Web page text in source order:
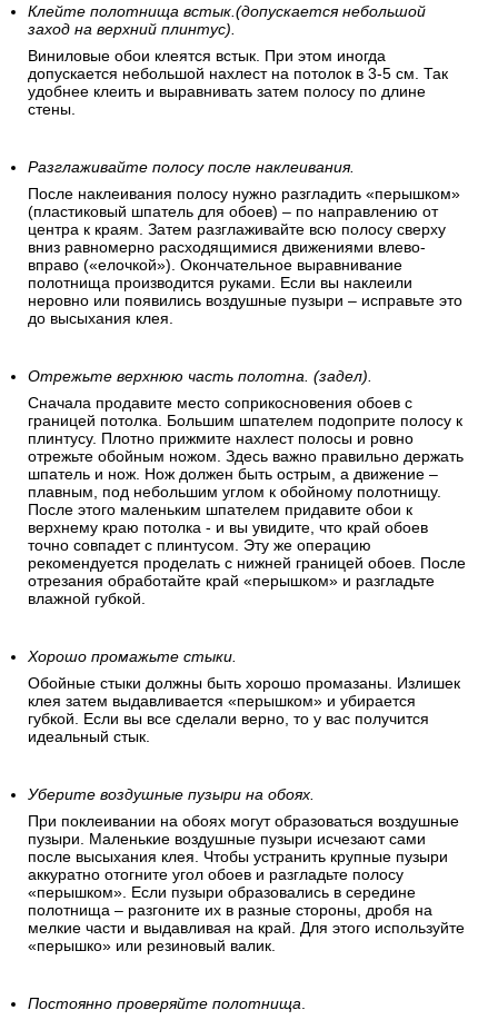
Клейте полотнища встык.(допускается небольшой
заход на верхний плинтус).
Виниловые обои клеятся встык. При этом иногда
допускается небольшой нахлест на потолок в 3-5 см. Так
удобнее клеить и выравнивать затем полосу по длине
стены.
Разглаживайте полосу после наклеивания.
После наклеивания полосу нужно разгладить «перышком»
(пластиковый шпатель для обоев) – по направлению от
центра к краям. Затем разглаживайте всю полосу сверху
вниз равномерно расходящимися движениями влево-
вправо («елочкой»). Окончательное выравнивание
полотнища производится руками. Если вы наклеили
неровно или появились воздушные пузыри – исправьте это
до высыхания клея.
Отрежьте верхнюю часть полотна. (задел).
Сначала продавите место соприкосновения обоев с
границей потолка. Большим шпателем подоприте полосу к
плинтусу. Плотно прижмите нахлест полосы и ровно
отрежьте обойным ножом. Здесь важно правильно держать
шпатель и нож. Нож должен быть острым, а движение –
плавным, под небольшим углом к обойному полотнищу.
После этого маленьким шпателем придавите обои к
верхнему краю потолка - и вы увидите, что край обоев
точно совпадет с плинтусом. Эту же операцию
рекомендуется проделать с нижней границей обоев. После
отрезания обработайте край «перышком» и разгладьте
влажной губкой.
Хорошо промажьте стыки.
Обойные стыки должны быть хорошо промазаны. Излишек
клея затем выдавливается «перышком» и убирается
губкой. Если вы все сделали верно, то у вас получится
идеальный стык.
Уберите воздушные пузыри на обоях.
При поклеивании на обоях могут образоваться воздушные
пузыри. Маленькие воздушные пузыри исчезают сами
после высыхания клея. Чтобы устранить крупные пузыри
аккуратно отогните угол обоев и разгладьте полосу
«перышком». Если пузыри образовались в середине
полотнища – разгоните их в разные стороны, дробя на
мелкие части и выдавливая на край. Для этого используйте
«перышко» или резиновый валик.
Постоянно проверяйте полотнища.